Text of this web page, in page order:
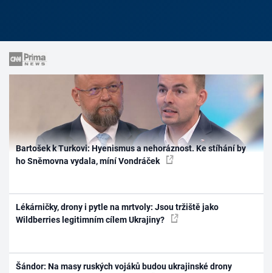
Bartošek k Turkovi: Hyenismus a nehoráznost. Ke stíhání by
ho Sněmovna vydala, míní Vondráček
Lékárničky, drony i pytle na mrtvoly: Jsou tržiště jako
Wildberries legitimním cílem Ukrajiny?
Šándor: Na masy ruských vojáků budou ukrajinské drony